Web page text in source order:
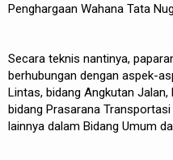
Penghargaan Wahana Tata
Secara teknis nantinya,
berhubungan dengan aspek-
Lintas, bidang Angkutan
bidang Prasarana
lainnya dalam Bidang Umum